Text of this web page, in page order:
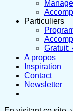
Particuliers
Gratuit:
A propos
Inspiration
Contact
Newsletter